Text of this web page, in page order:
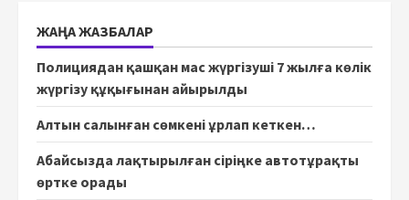
ЖАҢА ЖАЗБАЛАР
Полициядан қашқан мас жүргізуші 7 жылға көлік
жүргізу құқығынан айырылды
Алтын салынған сөмкені ұрлап кеткен…
Абайсызда лақтырылған сіріңке автотұрақты
өртке орады